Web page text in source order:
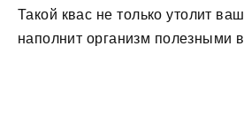
Такой квас не только утолит
наполнит организм полезными